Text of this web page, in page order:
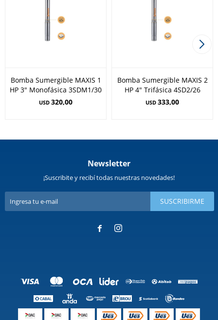
Bomba Sumergible MAXIS 1
HP 3" Monofásica 3SDM1/30
USD 320,00
Bomba Sumergible MAXIS 2
HP 4" Trifásica 4SD2/26
USD 333,00
Newsletter
¡Suscribite y recibí todas nuestras novedades!
SUSCRIBIRME
 